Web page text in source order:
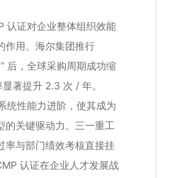
认证对企业整体组织效能
作用。海尔集团推行
后，全球采购周期成功缩
著提升 2.3 次 / 年。
统性能力进阶，使其成为
的关键驱动力。三一重工
率与部门绩效考核直接挂
认证在企业人才发展战